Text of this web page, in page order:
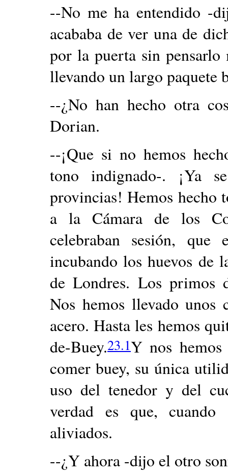
--No me ha entendido -
acababa de ver una de
por la puerta sin pensarlo
llevando un largo paquete
--¿No han hecho otra
Dorian.
--¡Que si no hemos
tono indignado-. ¡Ya
provincias! Hemos hecho
a la Cámara de los
celebraban sesión,
incubando los huevos de
de Londres. Los primos
Nos hemos llevado unos
acero. Hasta les hemos
de-Buey.23.1Y nos hemos
comer buey, su única
uso del tenedor y del
verdad es que,
aliviados.
--¿Y ahora -dijo el otro